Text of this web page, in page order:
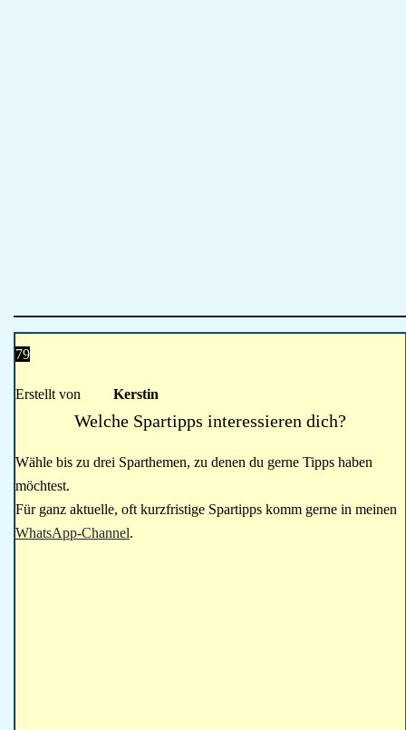
79
Erstellt von Kerstin
Welche Spartipps interessieren dich?
Wähle bis zu drei Sparthemen, zu denen du gerne Tipps haben
möchtest.
Für ganz aktuelle, oft kurzfristige Spartipps komm gerne in meinen
WhatsApp-Channel.